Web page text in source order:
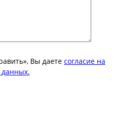
Вы даете согласие на
данных.